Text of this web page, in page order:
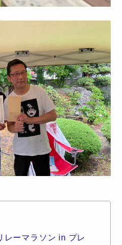
レーマラソン in プレ